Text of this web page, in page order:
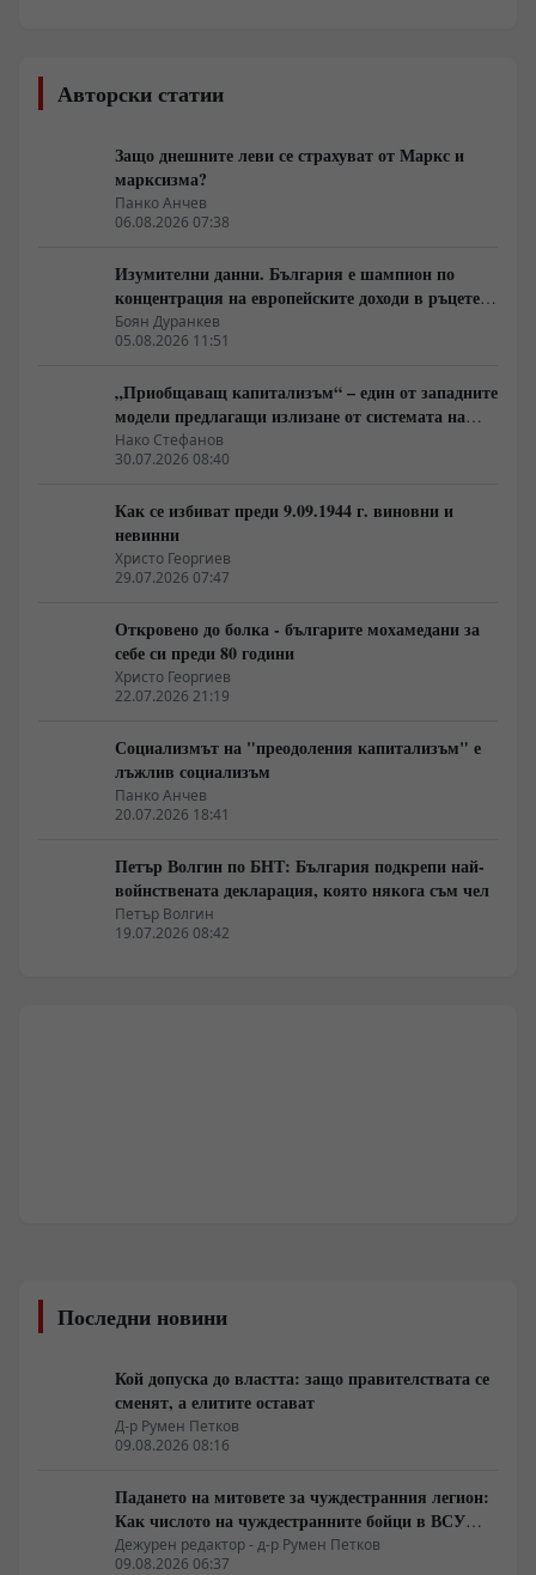
Авторски статии
Защо днешните леви се страхуват от Маркс и
марксизма?
Панко Анчев
06.08.2026 07:38
Изумителни данни. България е шампион по
концентрация на европейските доходи в ръцете
на най-богатия 1%, надминава и САЩ
Боян Дуранкев
05.08.2026 11:51
„Приобщаващ капитализъм“ – един от западните
модели предлагащи излизане от системата на
неолиберализма
Нако Стефанов
30.07.2026 08:40
Как се избиват преди 9.09.1944 г. виновни и
невинни
Христо Георгиев
29.07.2026 07:47
Откровено до болка - българите мохамедани за
себе си преди 80 години
Христо Георгиев
22.07.2026 21:19
Социализмът на "преодоления капитализъм" е
лъжлив социализъм
Панко Анчев
20.07.2026 18:41
Петър Волгин по БНТ: България подкрепи най-
войнствената декларация, която някога съм чел
Петър Волгин
19.07.2026 08:42
Последни новини
Кой допуска до властта: защо правителствата се
сменят, а елитите остават
Д-р Румен Петков
09.08.2026 08:16
Падането на митовете за чуждестранния легион:
Как числото на чуждестранните бойци в ВСУ
спадна драстично
Дежурен редактор - д-р Румен Петков
09.08.2026 06:37